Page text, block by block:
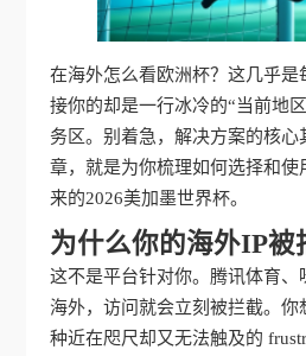
在海外怎么看欧洲杯？这几乎
接你的却是一行冰冷的“当前地
务区。别着急，解决方案的核
章，就是为你梳理如何选择和
来的2026美加墨世界杯。
为什么你的海外IP被
这不是平台针对你。腾讯体育
海外，访问就会立刻被拦截。
种近在咫尺却又无法触及的